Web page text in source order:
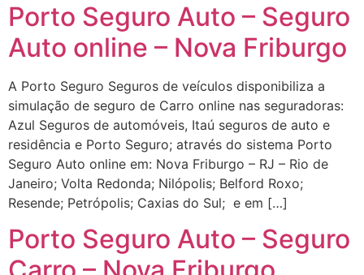
Porto Seguro Auto – Seguro
Auto online – Nova Friburgo
A Porto Seguro Seguros de veículos disponibiliza a
simulação de seguro de Carro online nas seguradoras:
Azul Seguros de automóveis, Itaú seguros de auto e
residência e Porto Seguro; através do sistema Porto
Seguro Auto online em: Nova Friburgo – RJ – Rio de
Janeiro; Volta Redonda; Nilópolis; Belford Roxo;
Resende; Petrópolis; Caxias do Sul; e em […]
Porto Seguro Auto – Seguro